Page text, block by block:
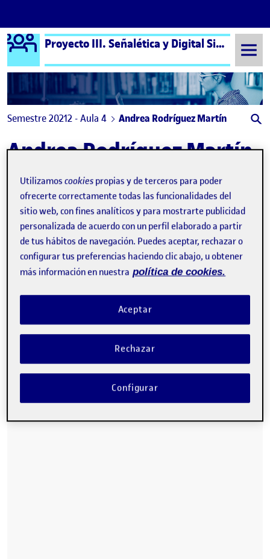
Saltar al contenido
Logo Ágora Proyecto III. Señalética y Digital Signage aula 4
Semestre 20212 - Aula 4 Andrea Rodríguez Martín
Andrea Rodríguez Martín
Publicado porPEC4 – Aplicación
Publicado por
Visibilidad:
Pública - Fecha de publicación
12 May 202215 mayo, 2022 5:36 pm
-comentarioen PEC4 – Aplicación
PEC4 – Aplicación
Utilizamoscookies propias y de terceros para poder
ofrecerte correctamente todas las funcionalidades del
sitio web, con fines analíticos y para mostrarte publicidad
personalizada de acuerdo con un perfil elaborado a partir
de tus hábitos de navegación. Puedes aceptar, rechazar o
configurar tus preferencias haciendo clic abajo, u obtener
más información en nuestra política de cookies.
Rechazar
Aceptar
Configurar